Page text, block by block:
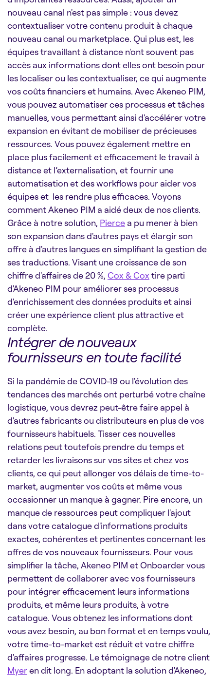
nouveau canal n'est pas simple : vous devez
contextualiser votre contenu produit à chaque
nouveau canal ou marketplace. Qui plus est, les
équipes travaillant à distance n'ont souvent pas
accès aux informations dont elles ont besoin pour
les localiser ou les contextualiser, ce qui augmente
vos coûts financiers et humains. Avec Akeneo PIM,
vous pouvez automatiser ces processus et tâches
manuelles, vous permettant ainsi d'accélérer votre
expansion en évitant de mobiliser de précieuses
ressources. Vous pouvez également mettre en
place plus facilement et efficacement le travail à
distance et l’externalisation, et fournir une
automatisation et des workflows pour aider vos
équipes et les rendre plus efficaces. Voyons
comment Akeneo PIM a aidé deux de nos clients.
Grâce à notre solution, Pierce a pu mener à bien
son expansion dans d'autres pays et élargir son
offre à d'autres langues en simplifiant la gestion de
ses traductions. Visant une croissance de son
chiffre d'affaires de 20 %, Cox & Cox tire parti
d'Akeneo PIM pour améliorer ses processus
d'enrichissement des données produits et ainsi
créer une expérience client plus attractive et
complète.
Intégrer de nouveaux
fournisseurs en toute facilité
Si la pandémie de COVID-19 ou l'évolution des
tendances des marchés ont perturbé votre chaîne
logistique, vous devrez peut-être faire appel à
d'autres fabricants ou distributeurs en plus de vos
fournisseurs habituels. Tisser ces nouvelles
relations peut toutefois prendre du temps et
retarder les livraisons sur vos sites et chez vos
clients, ce qui peut allonger vos délais de time-to-
market, augmenter vos coûts et même vous
occasionner un manque à gagner. Pire encore, un
manque de ressources peut compliquer l'ajout
dans votre catalogue d'informations produits
exactes, cohérentes et pertinentes concernant les
offres de vos nouveaux fournisseurs. Pour vous
simplifier la tâche, Akeneo PIM et Onboarder vous
permettent de collaborer avec vos fournisseurs
pour intégrer efficacement leurs informations
produits, et même leurs produits, à votre
catalogue. Vous obtenez les informations dont
vous avez besoin, au bon format et en temps voulu,
votre time-to-market est réduit et votre chiffre
d'affaires progresse. Le témoignage de notre client
Myeren dit long. En adoptant la solution d'Akeneo,